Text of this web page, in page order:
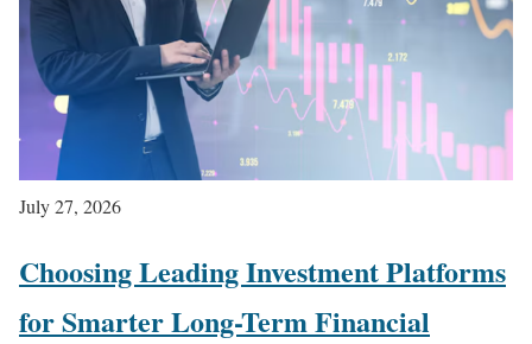
July 27, 2026
Choosing Leading Investment Platforms
for Smarter Long-Term Financial